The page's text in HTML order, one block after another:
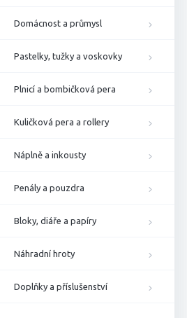
Domácnost a průmysl
Pastelky, tužky a voskovky
Plnicí a bombičková pera
Kuličková pera a rollery
Náplně a inkousty
Penály a pouzdra
Bloky, diáře a papíry
Náhradní hroty
Doplňky a příslušenství